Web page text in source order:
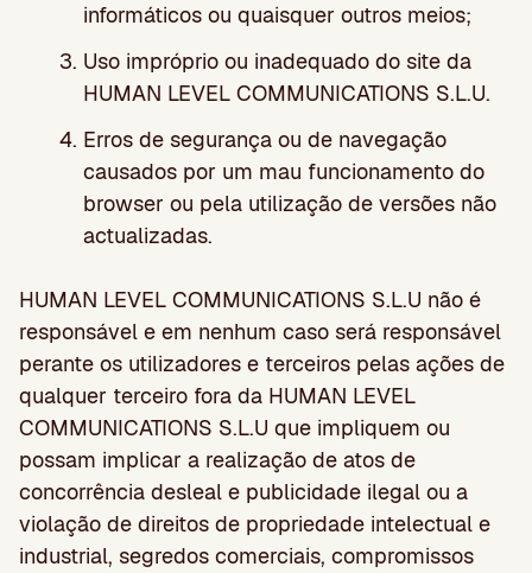
informáticos ou quaisquer outros meios;
Uso impróprio ou inadequado do site da
HUMAN LEVEL COMMUNICATIONS S.L.U.
Erros de segurança ou de navegação
causados por um mau funcionamento do
browser ou pela utilização de versões não
actualizadas.
HUMAN LEVEL COMMUNICATIONS S.L.U não é
responsável e em nenhum caso será responsável
perante os utilizadores e terceiros pelas ações de
qualquer terceiro fora da HUMAN LEVEL
COMMUNICATIONS S.L.U que impliquem ou
possam implicar a realização de atos de
concorrência desleal e publicidade ilegal ou a
violação de direitos de propriedade intelectual e
industrial, segredos comerciais, compromissos